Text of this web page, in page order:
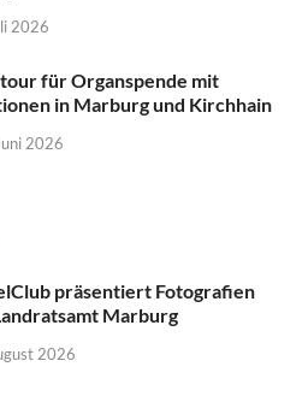
2026
für Organspende mit
in Marburg und Kirchhain
2026
präsentiert Fotografien
Marburg
2026